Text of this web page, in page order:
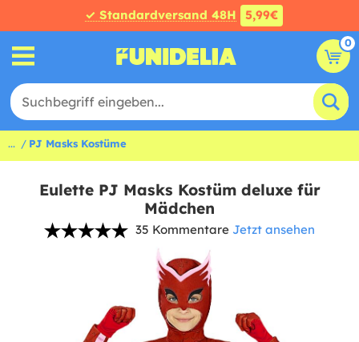
✓ Standardversand 48H 5,99€
0
... PJ Masks Kostüme
Eulette PJ Masks Kostüm deluxe für
Mädchen
35 Kommentare Jetzt ansehen